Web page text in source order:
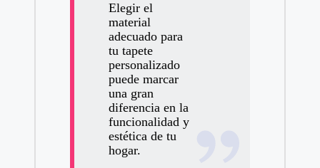
Elegir el
material
adecuado para
tu tapete
personalizado
puede marcar
una gran
diferencia en la
funcionalidad y
estética de tu
hogar.